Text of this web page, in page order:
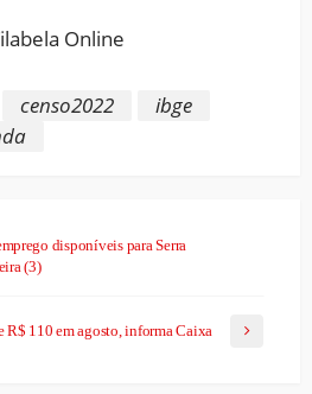
censo2022
ibge
disponíveis para Serra
(3)
R$ 110 em agosto, informa Caixa